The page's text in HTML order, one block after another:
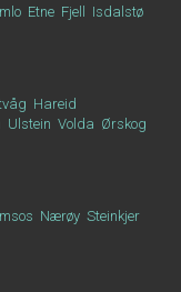
Etne Fjell
Isdalstø
Hareid
Ulstein Volda Ørskog
Nærøy Steinkjer